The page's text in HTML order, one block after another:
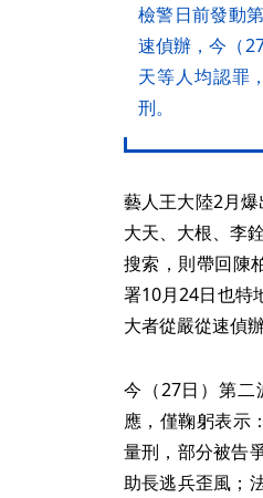
檢警日前發動
速偵辦，今（
天等人均認罪
刑。
藝人王大陸2月
大天、大根、李
搜索，則帶回陳
署10月24日也特
大者從嚴從速偵辦
今（27日）第二
應，僅鞠躬表示
量刑，部分被告
助長逃兵歪風；